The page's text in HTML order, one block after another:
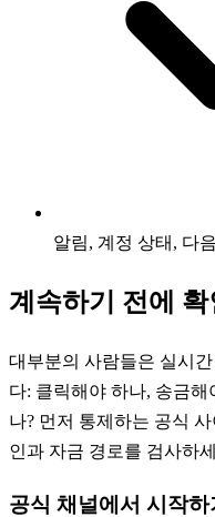
알림, 계정 상태, 다
계속하기 전에
대부분의 사람들은 실시
다: 클릭해야 하나, 송금
나? 먼저 통제하는 공식
인과 자금 경로를 검사하
공식 채널에서 시작하